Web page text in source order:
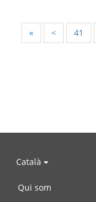
« < 41
Català
Qui som